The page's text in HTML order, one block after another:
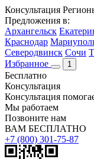
Консультация
Предложения в:
Архангельск
Краснодар
Северодвинск Сочи
Избранное
1
Бесплатно
Консультация
Консультация
Мы работаем
Позвоните нам
ВАМ БЕСПЛАТНО
+7 (800) 301-75-87